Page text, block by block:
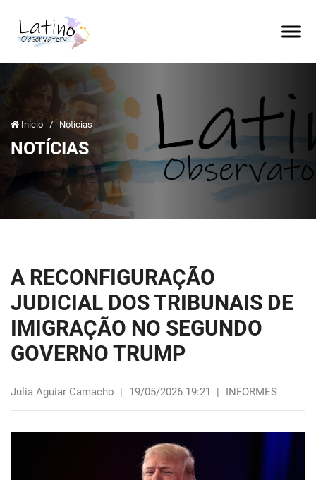
Início / Notícias
NOTÍCIAS
A RECONFIGURAÇÃO
JUDICIAL DOS TRIBUNAIS DE
IMIGRAÇÃO NO SEGUNDO
GOVERNO TRUMP
Julia Aguiar Camacho | 19/05/2026 19:21 | INFORMES